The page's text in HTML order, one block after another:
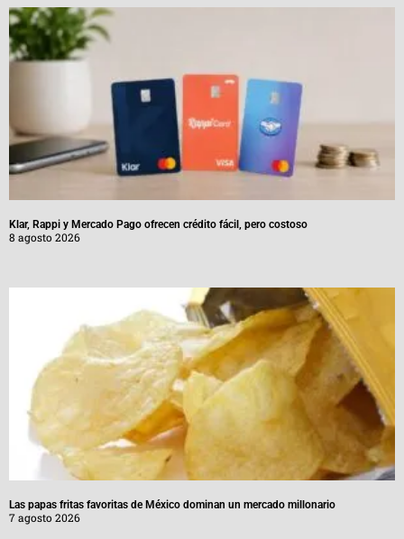
Klar, Rappi y Mercado Pago ofrecen crédito fácil, pero costoso
8 agosto 2026
Las papas fritas favoritas de México dominan un mercado millonario
7 agosto 2026